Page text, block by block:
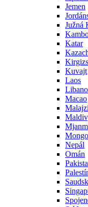
Jemen
Južná
Katar
Kuvajt
Laos
Macao
Nepál
Omán